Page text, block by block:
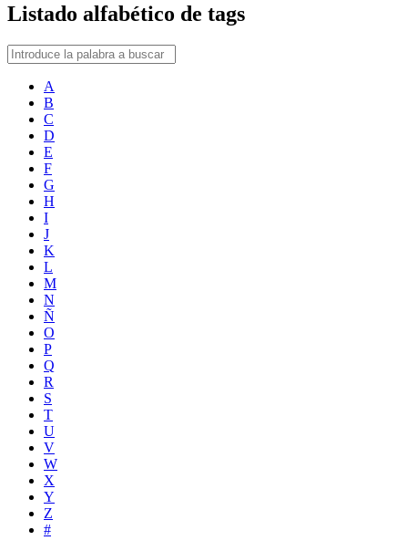
Listado alfabético de tags
A
B
C
D
E
F
G
H
I
J
K
L
M
N
Ñ
O
P
Q
R
S
T
U
V
W
X
Y
Z
#